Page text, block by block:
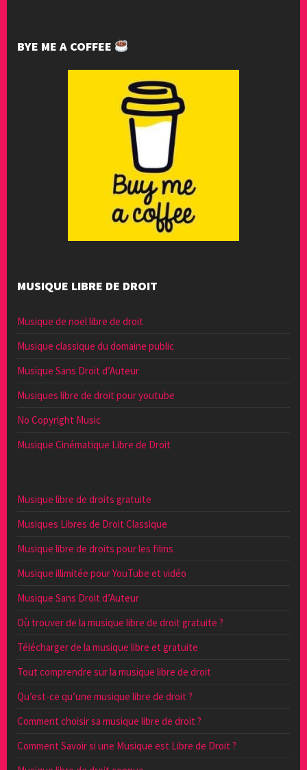
BYE ME A COFFEE
MUSIQUE LIBRE DE DROIT
Musique de noël libre de droit
Musique classique du domaine public
Musique Sans Droit d’Auteur
Musiques libre de droit pour youtube
No Copyright Music
Musique Cinématique Libre de Droit
Musique libre de droits gratuite
Musiques Libres de Droit Classique
Musique libre de droits pour les films
Musique illimitée pour YouTube et vidéo
Musique Sans Droit d’Auteur
Où trouver de la musique libre de droit gratuite ?
Télécharger de la musique libre et gratuite
Tout comprendre sur la musique libre de droit
Qu’est-ce qu’une musique libre de droit ?
Comment choisir sa musique libre de droit ?
Comment Savoir si une Musique est Libre de Droit ?